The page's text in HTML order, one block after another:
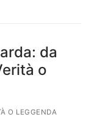
da
o
O LEGGENDA